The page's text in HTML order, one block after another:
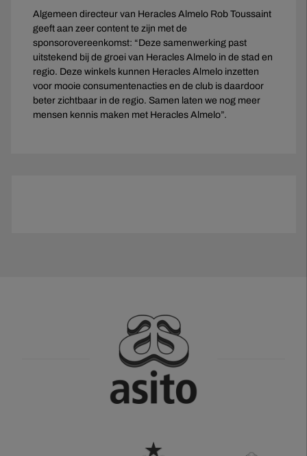
Algemeen directeur van Heracles Almelo Rob Toussaint
geeft aan zeer content te zijn met de
sponsorovereenkomst: “Deze samenwerking past
uitstekend bij de groei van Heracles Almelo in de stad en
regio. Deze winkels kunnen Heracles Almelo inzetten
voor mooie consumentenacties en de club is daardoor
beter zichtbaar in de regio. Samen laten we nog meer
mensen kennis maken met Heracles Almelo”.